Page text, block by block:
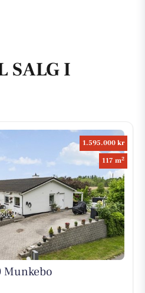
SALG I
1.595.000 kr
117 m2
Munkebo